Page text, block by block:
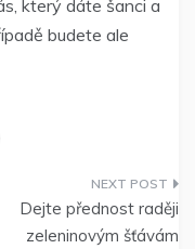
který dáte šanci a
budete ale
Dejte přednost raději
zeleninovým šťávám